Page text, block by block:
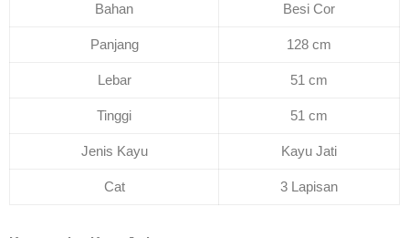
Bahan Besi Cor
Panjang 128 cm
Lebar 51 cm
Tinggi 51 cm
Jenis Kayu Kayu Jati
Cat 3 Lapisan